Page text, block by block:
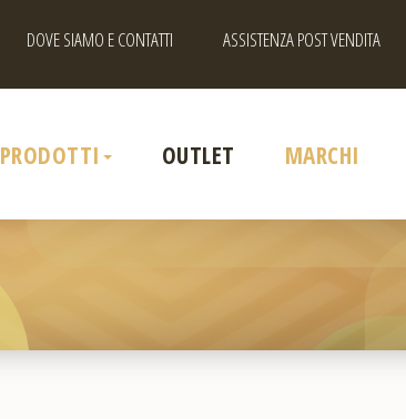
DOVE SIAMO E CONTATTI ASSISTENZA POST VENDITA
PRODOTTI OUTLET MARCHI